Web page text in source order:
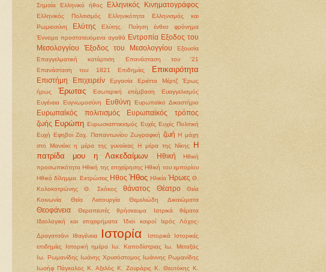
Σημαία
Ελληνικό ήθος Ελληνικός Κινηματογράφος
Ελληνικός Πολιτισμός Ελληνικότητα
Ελληνισμός και
Ρωμιοσύνη
Ελύτης Ελύτης. Ποίηση
ένθεο φρόνημα
Έννομα προστατευόμενα αγαθά Εντροπία Εξοδος του
Μεσολογγίου
Έξοδος του Μεσολογγίου
Εξουσία
Επαγγελματική κατάρτιση
Επανάσταση του '21
Επανάσταση του 1821
Επιδημίες Επικαιρότητα
Επιστήμη Επιχειρείν Εργασία Εριέττα Μέρτζ
Έρως
ήρως
Έρωτας Εσωτερική επέμβαση
Ευαγγελισμός
Ευγένεια Ευγνωμοσύνη Ευθύνη Ευρωπαϊκό Δικαστήριο
Ευρωπαϊκός πολιτισμός
Ευρωπαϊκός τρόπος
ζωής Ευρώπη Ευρωσκεπτικισμός Ευχές Ευχές Πολιτική
Ευχή Εφηβοι Ζαχ. Παπαντωνίου Ζωγραφική ζωή Η μάχη
στο Μανιάκι η μέρα της γυναίκας Η μέρα της Νίκης
Η
πατρίδα μου η Λακεδαίμων
Ηθική
Ηθική
προσωπικότητα Ηθική της επιχείρησης Ηθική του εμπορίου
Ηθικό δίλημμα. Εκτρώσεις Ηθος Ήθος Ηλικία Ήρωες Θ.
Κολοκοτρώνης
Θ. Σκόκος θάνατος Θέατρο
Θεία
Κοινωνία
Θεία Λειτουργία Θεμελιώδη Δικαιώματα
Θεοφάνεια Θεραπευτές θρήσκευμα
Ιατρικά θέματα
Ιδεολογική και επιχειρήματα
Ίδιοι καιροί Ιερός Λόχος-
Δραγατσάνι Ιθαγένεια Ιστορία Ιστορικά
Ιστορικές
επιδημίες
Ιστορική ημέρα Ιω. Καποδίστριας
Ιω. Μεταξάς
Ιω. Ρωμανίδης Ιωάνης Χρυσόστομος Ιωάννης Ρωμανίδης
Ιωσήφ Πάγκαλος Κ. Αξελός Κ. Ζουράρις Κ. Θεοτόκης Κ.